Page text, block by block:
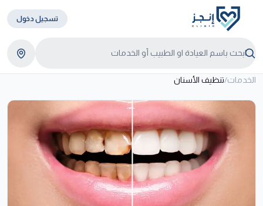
تسجيل دخول
الخدمات/تنظيف الأسنان